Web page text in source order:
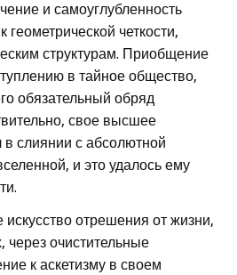
и самоуглубленность
геометрической четкости,
структурам. Приобщение
в тайное общество,
обязательный обряд
свое высшее
слиянии с абсолютной
и это удалось ему
искусство отрешения от жизни,
очистительные
к аскетизму в своем